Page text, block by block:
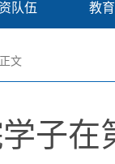
队伍 教
正文
学子